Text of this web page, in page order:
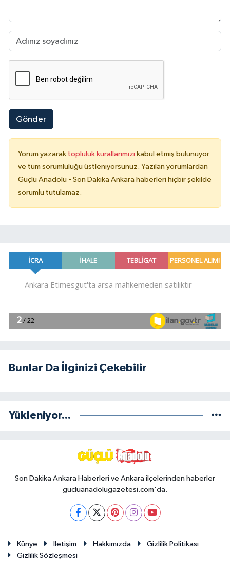
Gönder
Yorum yazarak topluluk kurallarımızı kabul etmiş bulunuyor
ve tüm sorumluluğu üstleniyorsunuz. Yazılan yorumlardan
Güçlü Anadolu - Son Dakika Ankara haberleri hiçbir şekilde
sorumlu tutulamaz.
Bunlar Da İlginizi Çekebilir
Yükleniyor...
Son Dakika Ankara Haberleri ve Ankara ilçelerinden haberler
gucluanadolugazetesi.com'da.
Künye İletişim Hakkımızda
Gizlilik Politikası
Gizlilik Sözleşmesi